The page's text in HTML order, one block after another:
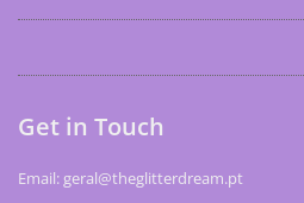
Get in Touch
Email: geral@theglitterdream.pt